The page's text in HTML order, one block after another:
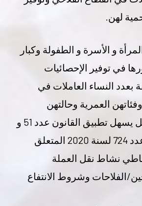
لهن.
و الأسرة و الطفولة وكبار
في توفير الإحصائيات
بعدد النساء العاملات في
العمرية وحالتهن
الاجتماعية، بشكل يسهل تطبيق القانون عدد 51 و
الأمر الحكومي عدد 724 لسنة 2020 المتعلق
نشاط نقل العملة
الفلاحات وشروط الانتفاع